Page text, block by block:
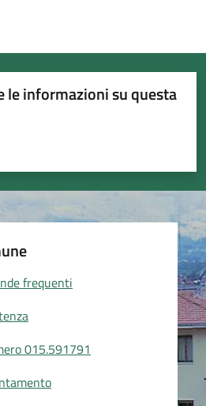
le informazioni su questa
su 5
su 5
5
frequenti
015.591791